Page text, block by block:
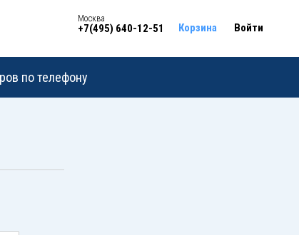
Москва
+7(495) 640-12-51 Корзина Войти
по телефону